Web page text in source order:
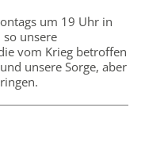
um 19 Uhr in
unsere
vom Krieg betroffen
unsere Sorge, aber